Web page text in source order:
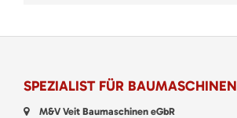
SPEZIALIST FÜR BAUMASCHINEN
M&V Veit Baumaschinen eGbR